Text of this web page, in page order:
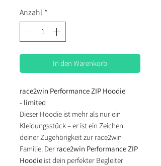
Anzahl *
In den Warenkorb
race2win Performance ZIP Hoodie
- limited
Dieser Hoodie ist mehr als nur ein
Kleidungsstück – er ist ein Zeichen
deiner Zugehörigkeit zur race2win
Familie. Der race2win Performance ZIP
Hoodie ist dein perfekter Begleiter